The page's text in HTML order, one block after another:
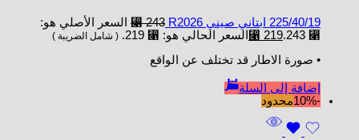
225/40/19 ابتاني صيني R2026 ⃁243
السعر الأصلي هو:
⃁ 243.
⃁ 219 السعر الحالي هو: ⃁ 219. ( شامل الضريبة )
• صورة الاطار قد تختلف عن الواقع
إضافة إلى السلة
-10%
محدود